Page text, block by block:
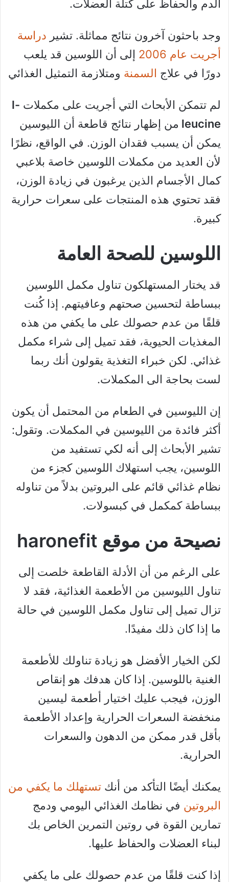
الدم والحفاظ على كتلة العضلات.
وجد باحثون آخرون نتائج مماثلة. تشير دراسة
أجريت عام 2006
إلى أن اللوسين قد يلعب
دورًا في علاج السمنة ومتلازمة التمثيل الغذائي
لم تتمكن الأبحاث التي أجريت على مكملات l-
leucine من إظهار نتائج قاطعة أن الليوسين
يمكن أن يسبب فقدان الوزن. في الواقع، نظرًا
لأن العديد من مكملات اللوسين خاصة بلاعبي
كمال الأجسام الذين يرغبون في زيادة الوزن،
فقد تحتوي هذه المنتجات على سعرات حرارية
كبيرة.
اللوسين للصحة العامة
قد يختار المستهلكون تناول مكمل اللوسين
ببساطة لتحسين صحتهم وعافيتهم. إذا كُنت
قلقًا من عدم حصولك على ما يكفي من هذه
المغذيات الحيوية، فقد تميل إلى شراء مكمل
غذائي. لكن خبراء التغذية يقولون أنك ربما
لست بحاجة الى المكملات.
إن الليوسين في الطعام من المحتمل أن يكون
أكثر فائدة من الليوسين في المكملات. وتقول:
تشير الأبحاث إلى أنه لكي تستفيد من
اللوسين، يجب استهلاك اللوسين كجزء من
نظام غذائي قائم على البروتين بدلاً من تناوله
ببساطة كمكمل في كبسولات.
نصيحة من موقع haronefit
على الرغم من أن الأدلة القاطعة خلصت إلى
تناول الليوسين من الأطعمة الغذائية، فقد لا
تزال تميل إلى تناول مكمل اللوسين في حالة
ما إذا كان ذلك مفيدًا.
لكن الخيار الأفضل هو زيادة تناولك للأطعمة
الغنية باللوسين. إذا كان هدفك هو إنقاص
الوزن، فيجب عليك اختيار أطعمة ليسين
منخفضة السعرات الحرارية وإعداد الأطعمة
بأقل قدر ممكن من الدهون والسعرات
الحرارية.
يمكنك أيضًا التأكد من أنك تستهلك ما يكفي من
البروتين في نظامك الغذائي اليومي ودمج
تمارين القوة في روتين التمرين الخاص بك
لبناء العضلات والحفاظ عليها.
إذا كنت قلقًا من عدم حصولك على ما يكفي